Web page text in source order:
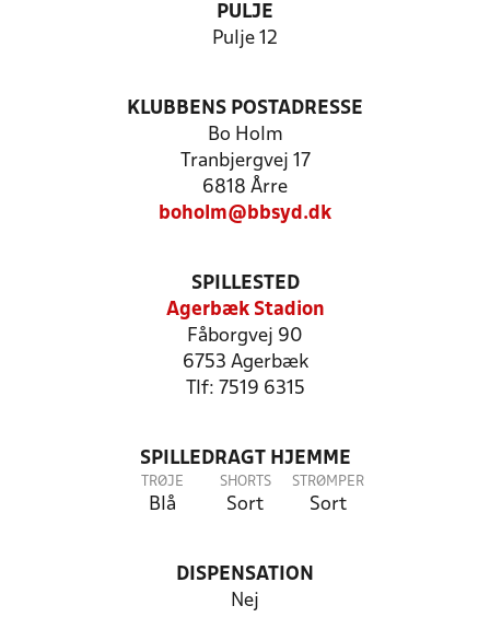
PULJE
Pulje 12
KLUBBENS POSTADRESSE
Bo Holm
Tranbjergvej 17
6818 Årre
boholm@bbsyd.dk
SPILLESTED
Agerbæk Stadion
Fåborgvej 90
6753 Agerbæk
Tlf: 7519 6315
SPILLEDRAGT HJEMME
TRØJE
Blå
SHORTS
Sort
STRØMPER
Sort
DISPENSATION
Nej